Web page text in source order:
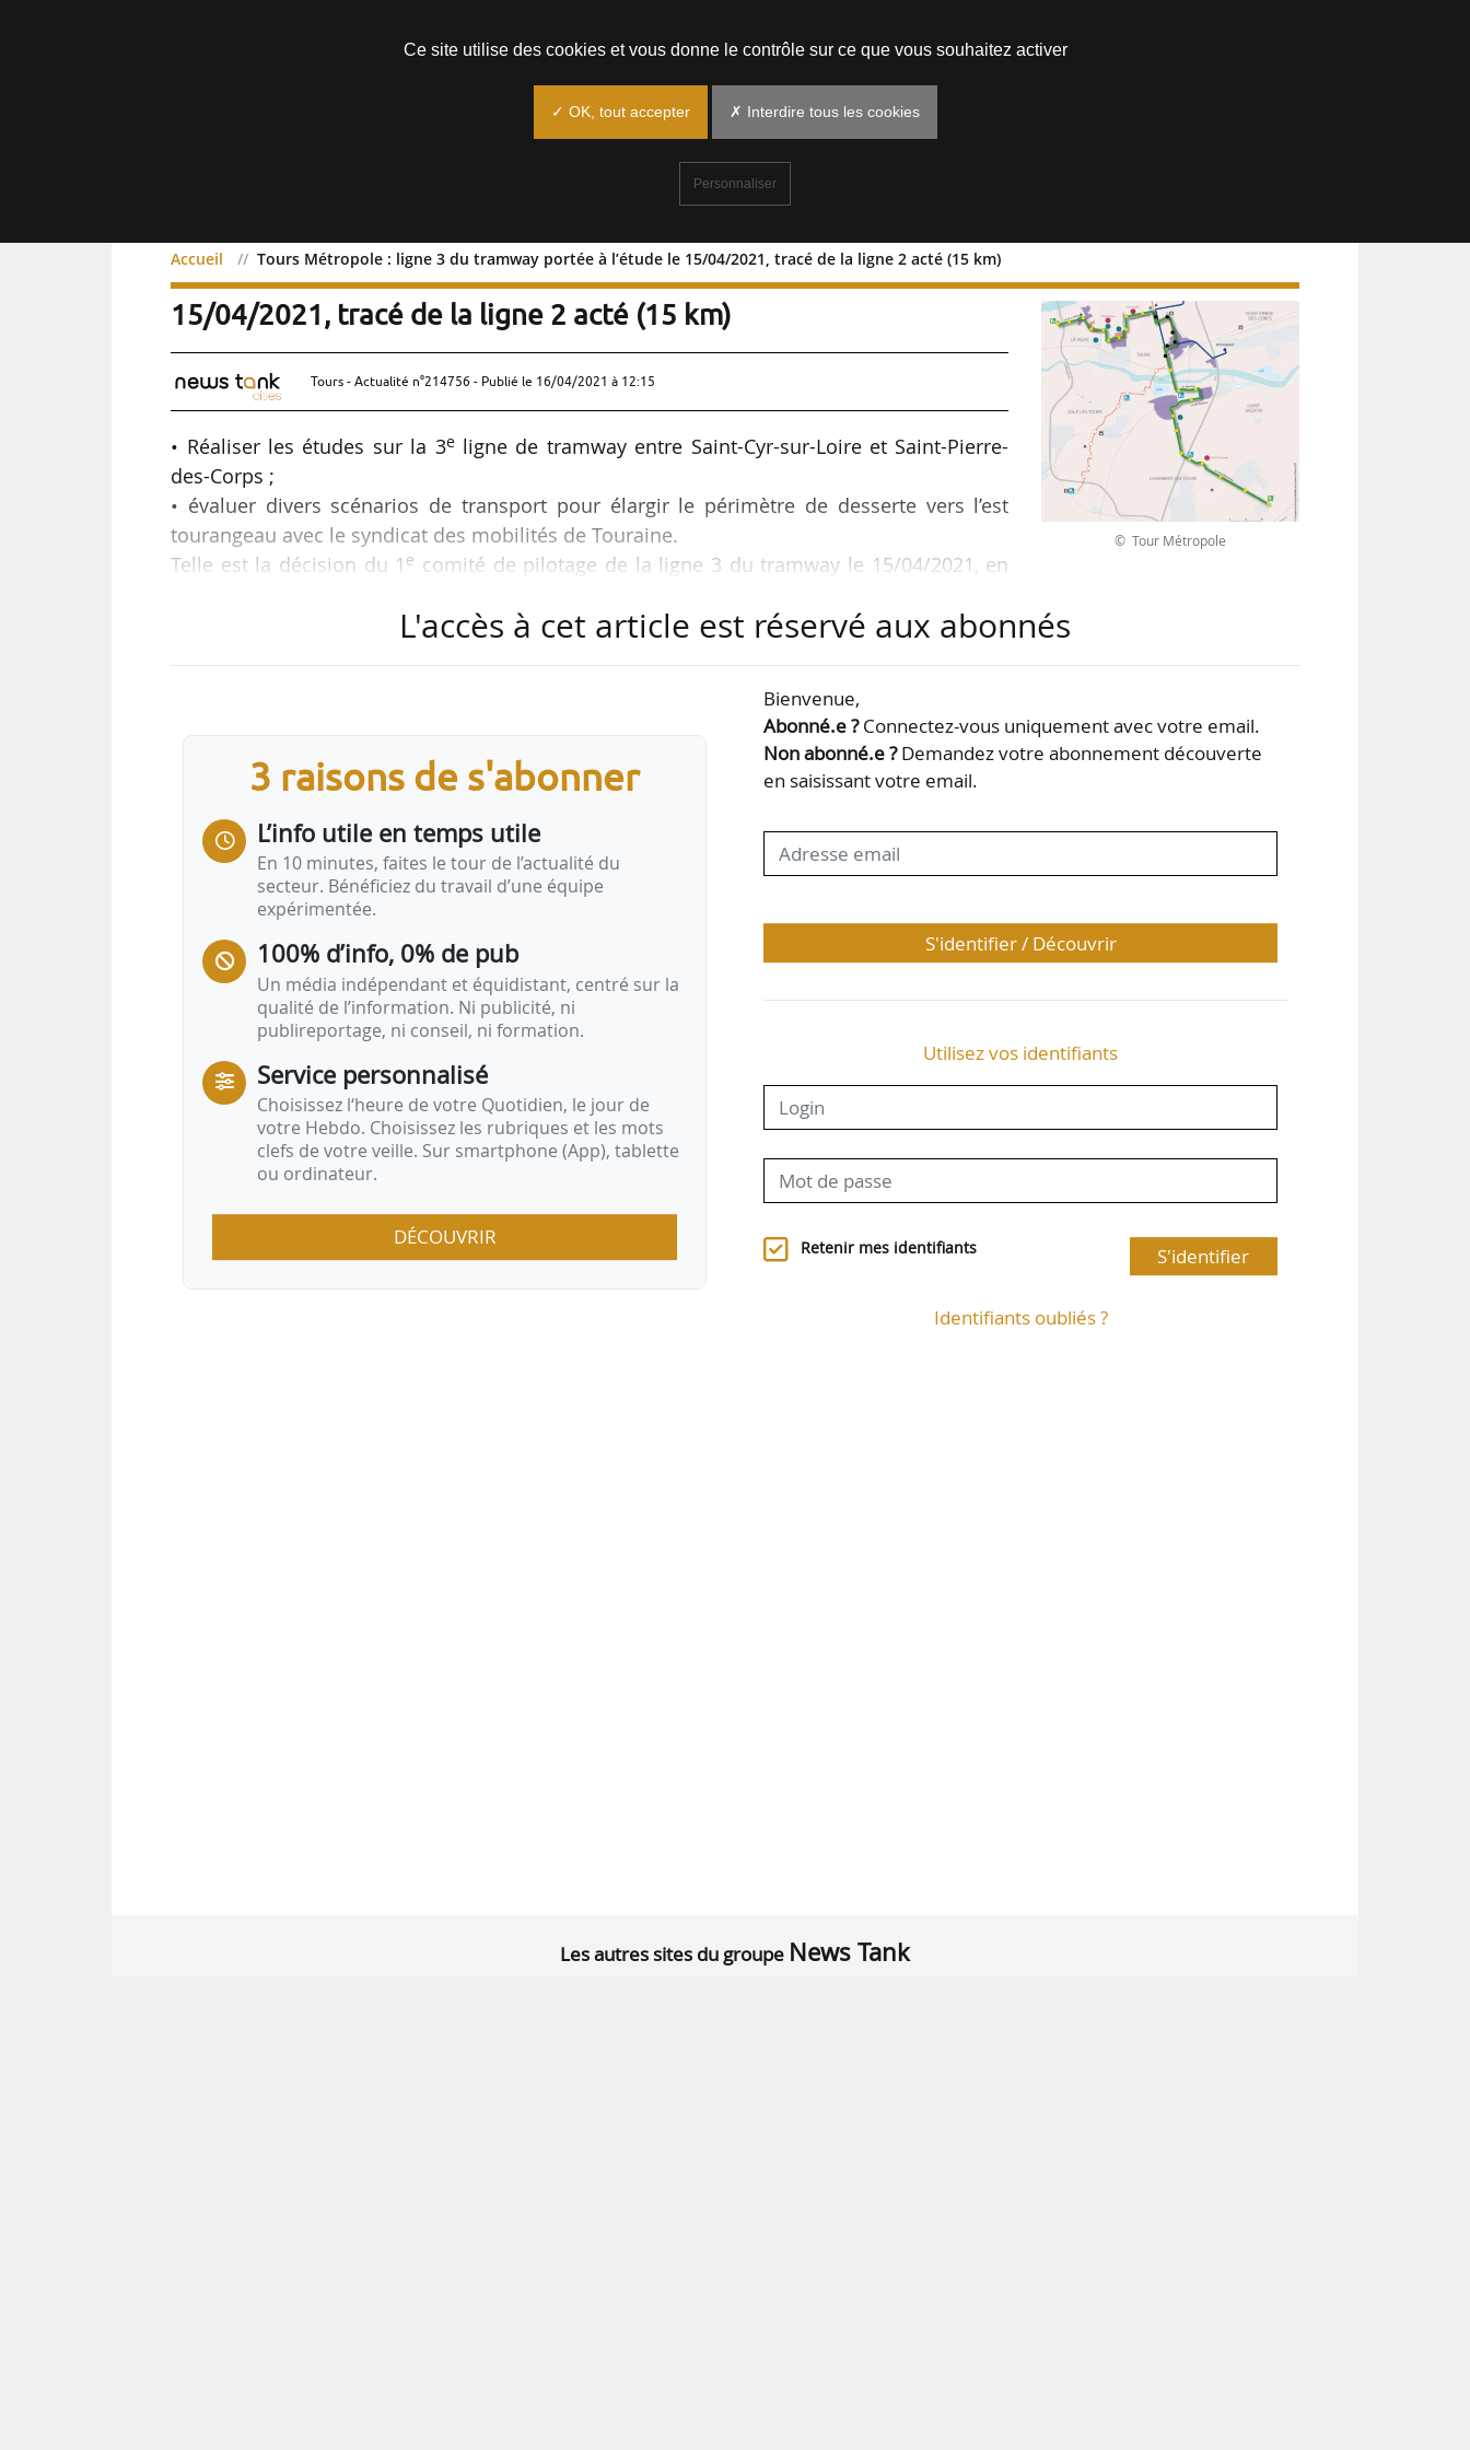
Accueil Tours Métropole : ligne 3 du tramway portée à l’étude le 15/04/2021, tracé de la ligne 2 acté (15 km)
Tours Métropole : ligne 3 du tramway portée à l’étude le
15/04/2021, tracé de la ligne 2 acté (15 km)
Tours - Actualité n°214756 - Publié le 16/04/2021 à 12:15
• Réaliser les études sur la 3eligne de tramway entre Saint-Cyr-sur-Loire et Saint-Pierre-
des-Corps ;
• évaluer divers scénarios de transport pour élargir le périmètre de desserte vers l’est
tourangeau avec le syndicat des mobilités de Touraine.
Telle est la décision du 1 e comité de pilotage de la ligne 3 du tramway le 15/04/2021, en
la Ville de Tours, de Saint-Pierre-des-Corps, de Saint Cyr-sur-Loire et de la Ville-aux-Dames.
tramway (28 stations, 15 km de long) à destination de 71 000 habitants. Après les études
géotechniques débutées en février 2021, les études d’avant-projet sont programmése à
© Tour Métropole
L'accès à cet article est réservé aux abonnés
3 raisons de s'abonner
L’info utile en temps utile
En 10 minutes, faites le tour de l’actualité du
secteur. Bénéficiez du travail d’une équipe
expérimentée.
100% d’info, 0% de pub
Un média indépendant et équidistant, centré sur la
qualité de l’information. Ni publicité, ni
publireportage, ni conseil, ni formation.
Service personnalisé
Choisissez l‘heure de votre Quotidien, le jour de
votre Hebdo. Choisissez les rubriques et les mots
clefs de votre veille. Sur smartphone (App), tablette
ou ordinateur.
DÉCOUVRIR
Bienvenue,
Abonné.e ?Connectez-vous uniquement avec votre email.
Non abonné.e ?Demandez votre abonnement découverte
en saisissant votre email.
S'identifier / Découvrir
Utilisez vos identifiants
Retenir mes identifiants S'identifier
Identifiants oubliés ?
Les autres sites du groupe News Tank
Ce site utilise des cookies et vous donne le contrôle sur ce que vous souhaitez activer
✓ OK, tout accepter ✗ Interdire tous les cookies
Personnaliser